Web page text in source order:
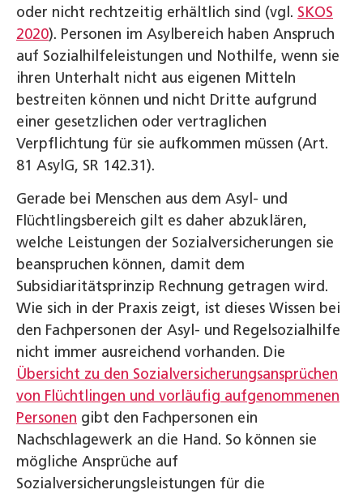
oder nicht rechtzeitig erhältlich sind (vgl. SKOS
2020). Personen im Asylbereich haben Anspruch
auf Sozialhilfeleistungen und Nothilfe, wenn sie
ihren Unterhalt nicht aus eigenen Mitteln
bestreiten können und nicht Dritte aufgrund
einer gesetzlichen oder vertraglichen
Verpflichtung für sie aufkommen müssen (Art.
81 AsylG, SR 142.31).
Gerade bei Menschen aus dem Asyl- und
Flüchtlingsbereich gilt es daher abzuklären,
welche Leistungen der Sozialversicherungen sie
beanspruchen können, damit dem
Subsidiaritätsprinzip Rechnung getragen wird.
Wie sich in der Praxis zeigt, ist dieses Wissen bei
den Fachpersonen der Asyl- und Regelsozialhilfe
nicht immer ausreichend vorhanden. Die
Übersicht zu den Sozialversicherungsansprüchen
von Flüchtlingen und vorläufig aufgenommenen
Personen gibt den Fachpersonen ein
Nachschlagewerk an die Hand. So können sie
mögliche Ansprüche auf
Sozialversicherungsleistungen für die